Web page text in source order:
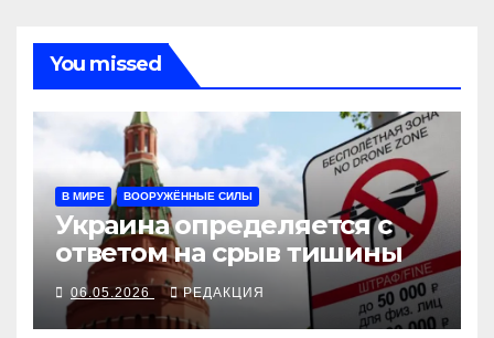
You missed
В МИРЕ ВООРУЖЁННЫЕ СИЛЫ
Украина определяется с
ответом на срыв тишины
06.05.2026 РЕДАКЦИЯ